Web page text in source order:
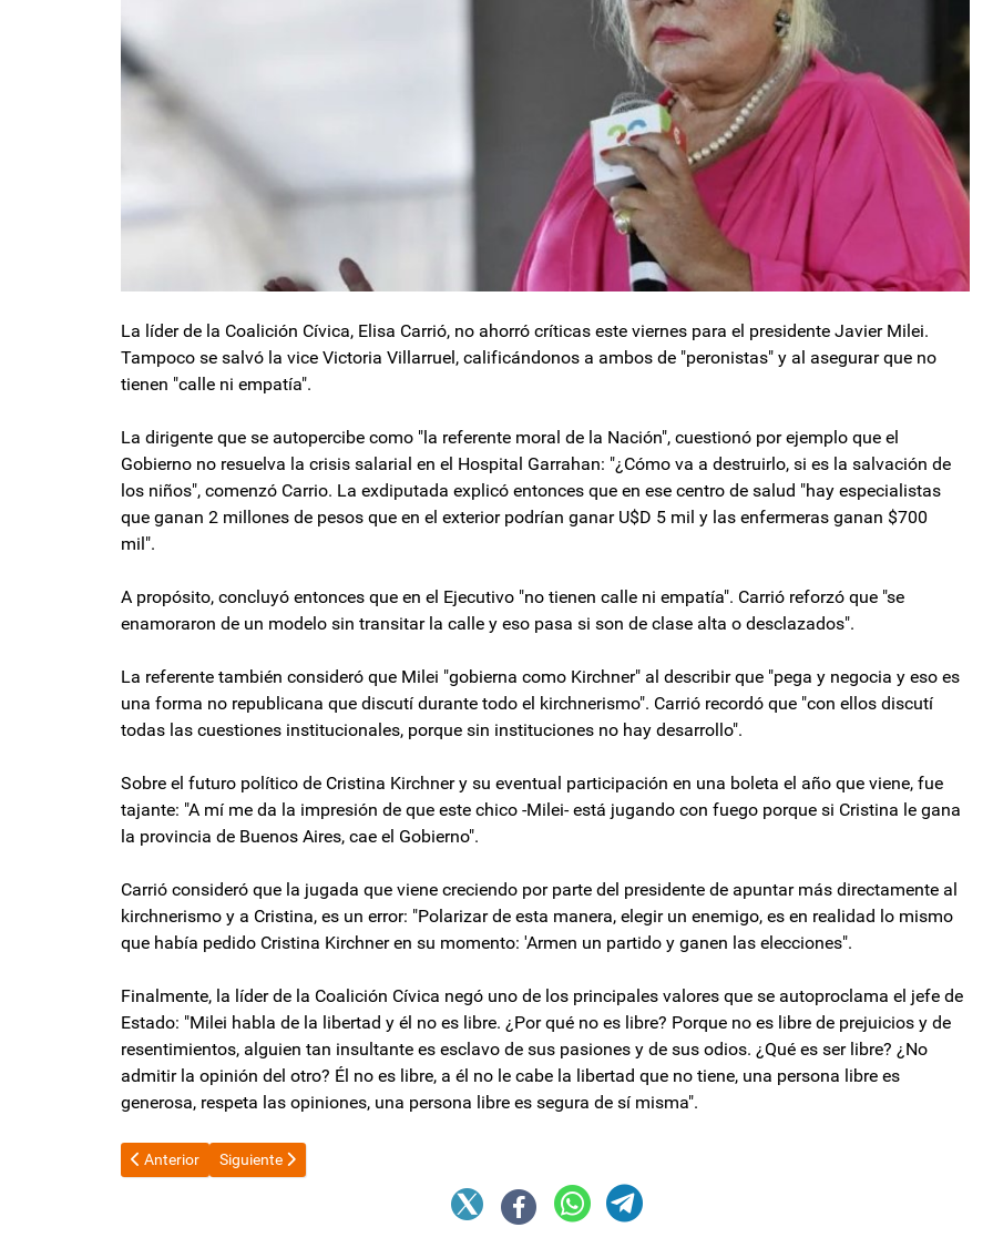
La líder de la Coalición Cívica, Elisa Carrió, no ahorró críticas este viernes para el presidente Javier Milei.
Tampoco se salvó la vice Victoria Villarruel, calificándonos a ambos de "peronistas" y al asegurar que no
tienen "calle ni empatía".
La dirigente que se autopercibe como "la referente moral de la Nación", cuestionó por ejemplo que el
Gobierno no resuelva la crisis salarial en el Hospital Garrahan: "¿Cómo va a destruirlo, si es la salvación de
los niños", comenzó Carrio. La exdiputada explicó entonces que en ese centro de salud "hay especialistas
que ganan 2 millones de pesos que en el exterior podrían ganar U$D 5 mil y las enfermeras ganan $700
mil".
A propósito, concluyó entonces que en el Ejecutivo "no tienen calle ni empatía". Carrió reforzó que "se
enamoraron de un modelo sin transitar la calle y eso pasa si son de clase alta o desclazados".
La referente también consideró que Milei "gobierna como Kirchner" al describir que "pega y negocia y eso es
una forma no republicana que discutí durante todo el kirchnerismo". Carrió recordó que "con ellos discutí
todas las cuestiones institucionales, porque sin instituciones no hay desarrollo".
Sobre el futuro político de Cristina Kirchner y su eventual participación en una boleta el año que viene, fue
tajante: "A mí me da la impresión de que este chico -Milei- está jugando con fuego porque si Cristina le gana
la provincia de Buenos Aires, cae el Gobierno".
Carrió consideró que la jugada que viene creciendo por parte del presidente de apuntar más directamente al
kirchnerismo y a Cristina, es un error: "Polarizar de esta manera, elegir un enemigo, es en realidad lo mismo
que había pedido Cristina Kirchner en su momento: 'Armen un partido y ganen las elecciones".
Finalmente, la líder de la Coalición Cívica negó uno de los principales valores que se autoproclama el jefe de
Estado: "Milei habla de la libertad y él no es libre. ¿Por qué no es libre? Porque no es libre de prejuicios y de
resentimientos, alguien tan insultante es esclavo de sus pasiones y de sus odios. ¿Qué es ser libre? ¿No
admitir la opinión del otro? Él no es libre, a él no le cabe la libertad que no tiene, una persona libre es
generosa, respeta las opiniones, una persona libre es segura de sí misma".
Artículo anterior: El Gobierno reveló la identidad de un jefe de Hezbollah y lo señaló como el responsable de los atentados a la
Anterior Artículo siguiente: Jalil lanzó oficialmente la primera edición de los Juegos Atacalar del Interior
Siguiente